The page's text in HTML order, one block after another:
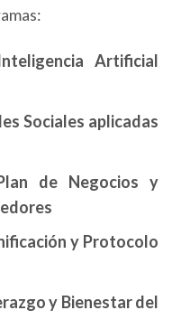
Artificial
Sociales aplicadas
de Negocios y
y Protocolo
y Bienestar del